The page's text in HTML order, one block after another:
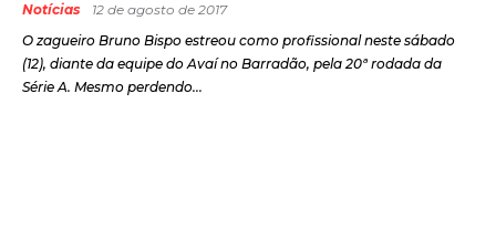
Notícias
12 de agosto de 2017
O zagueiro Bruno Bispo estreou como profissional neste sábado
(12), diante da equipe do Avaí no Barradão, pela 20ª rodada da
Série A. Mesmo perdendo...